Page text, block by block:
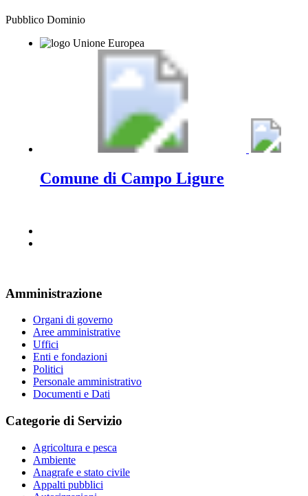
Pubblico Dominio
Comune di Campo Ligure
Amministrazione
Organi di governo
Aree amministrative
Uffici
Enti e fondazioni
Politici
Personale amministrativo
Documenti e Dati
Categorie di Servizio
Agricoltura e pesca
Ambiente
Anagrafe e stato civile
Appalti pubblici